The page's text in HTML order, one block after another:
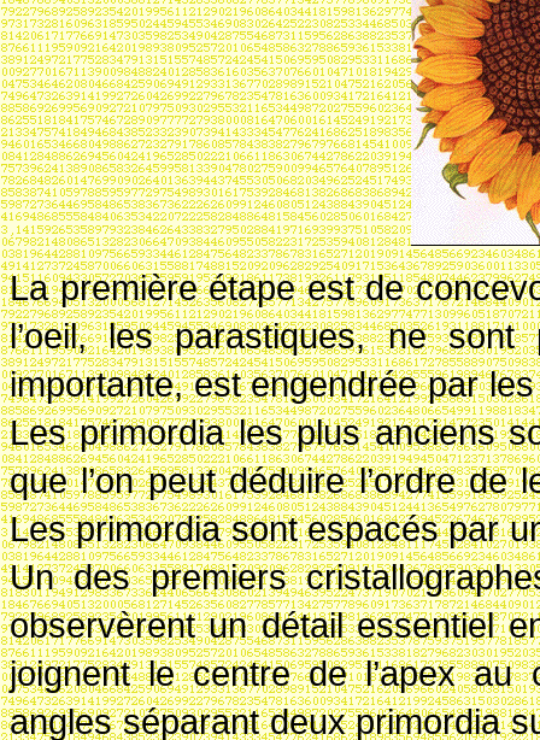
La première étape est de
l’oeil, les parastiques,ne sont
importante, est engendrée par
Les primordia les plus anciens
que l’on peut déduire l’ordre de
Les primordia sont espacés par
Un des premiers
observèrent un détail essentiel
joignent le centre de l’apex au
angles séparant deux primordia